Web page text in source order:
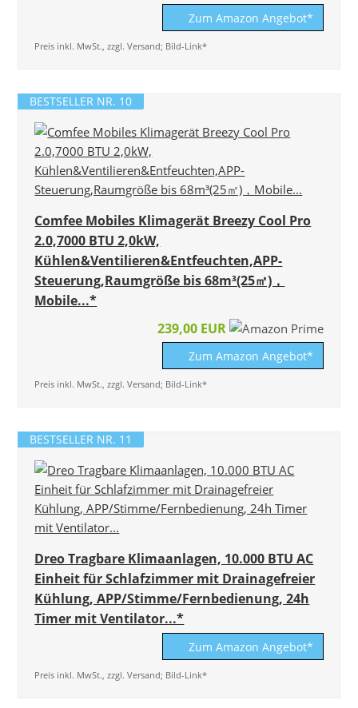
Zum Amazon Angebot*
Preis inkl. MwSt., zzgl. Versand; Bild-Link*
BESTSELLER NR. 10
Comfee Mobiles Klimagerät Breezy Cool Pro
2.0,7000 BTU 2,0kW,
Kühlen&Ventilieren&Entfeuchten,APP-
Steuerung,Raumgröße bis 68m³(25㎡)，
Mobile...*
239,00 EUR
Zum Amazon Angebot*
Preis inkl. MwSt., zzgl. Versand; Bild-Link*
BESTSELLER NR. 11
Dreo Tragbare Klimaanlagen, 10.000 BTU AC
Einheit für Schlafzimmer mit Drainagefreier
Kühlung, APP/Stimme/Fernbedienung, 24h
Timer mit Ventilator...*
Zum Amazon Angebot*
Preis inkl. MwSt., zzgl. Versand; Bild-Link*